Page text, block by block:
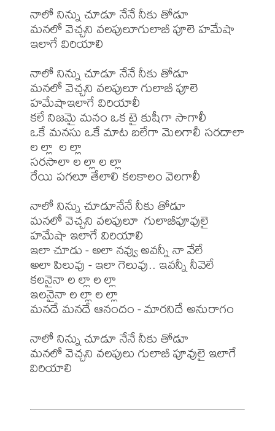
నాలో నిన్ను చూడూ నేనే నీకు తోడూ
మనలో వెచ్చని వలపులూగులాబీ పూలె హమేషా
ఇలాగే విరియాలి
నాలో నిన్ను చూడూ నేనే నీకు తోడూ
మనలో వెచ్చని వలపులూ గులాబీ పూలె
హమేషాఇలాగే విరియాలీ
కలే నిజమై మనం ఒక టై కుషీగా సాగాలీ
ఒకే మనసు ఒకే మాట బలేగా మెలగాలీ సరదాలా
ల ల్లా  ల ల్లా
సరసాలా ల ల్లా ల ల్లా
రేయి పగలూ తేలాలి కలకాలం వెలగాలీ
నాలో నిన్ను చూడూనేనే నీకు తోడూ
మనలో వెచ్చని వలపులూ  గులాబీపూవులై
హమేషా ఇలాగే విరియాలి
ఇలా చూడు - అలా నవ్వు అవన్నీ నా వేలే
అలా పిలువు - ఇలా గెలువు.. ఇవన్నీ నీవెలే
కలనైనా ల ల్లా ల ల్లా
ఇలనైనా ల ల్లా ల ల్లా
మనదే మనదే ఆనందం - మారనిదే అనురాగం
నాలో నిన్ను చూడూ నేనే నీకు తోడూ
మనలో వెచ్చని వలపులు గులాబీ పూవులై ఇలాగే
విరియాలి